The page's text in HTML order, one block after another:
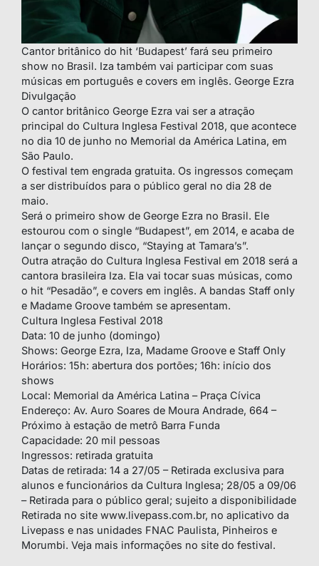
Cantor britânico do hit ‘Budapest’ fará seu primeiro
show no Brasil. Iza também vai participar com suas
músicas em português e covers em inglês. George Ezra
Divulgação
O cantor britânico George Ezra vai ser a atração
principal do Cultura Inglesa Festival 2018, que acontece
no dia 10 de junho no Memorial da América Latina, em
São Paulo.
O festival tem engrada gratuita. Os ingressos começam
a ser distribuídos para o público geral no dia 28 de
maio.
Será o primeiro show de George Ezra no Brasil. Ele
estourou com o single “Budapest”, em 2014, e acaba de
lançar o segundo disco, “Staying at Tamara’s”.
Outra atração do Cultura Inglesa Festival em 2018 será a
cantora brasileira Iza. Ela vai tocar suas músicas, como
o hit “Pesadão”, e covers em inglês. A bandas Staff only
e Madame Groove também se apresentam.
Cultura Inglesa Festival 2018
Data: 10 de junho (domingo)
Shows: George Ezra, Iza, Madame Groove e Staff Only
Horários: 15h: abertura dos portões; 16h: início dos
shows
Local: Memorial da América Latina – Praça Cívica
Endereço: Av. Auro Soares de Moura Andrade, 664 –
Próximo à estação de metrô Barra Funda
Capacidade: 20 mil pessoas
Ingressos: retirada gratuita
Datas de retirada: 14 a 27/05 – Retirada exclusiva para
alunos e funcionários da Cultura Inglesa; 28/05 a 09/06
– Retirada para o público geral; sujeito a disponibilidade
Retirada no site www.livepass.com.br, no aplicativo da
Livepass e nas unidades FNAC Paulista, Pinheiros e
Morumbi. Veja mais informações no site do festival.